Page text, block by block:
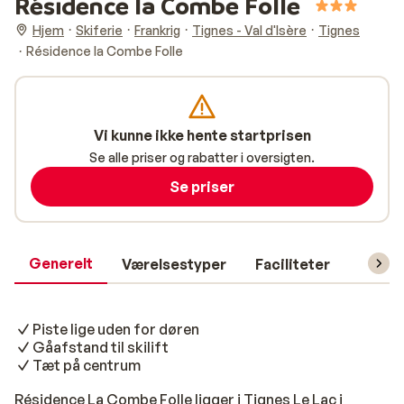
Hjem Skiferie Frankrig Tignes - Val d'Isère
Tignes
Résidence la Combe Folle
Generelt Værelsestyper Faciliteter
Piste lige uden for døren
Gåafstand til skilift
Tæt på centrum
Résidence La Combe Folle ligger i Tignes Le Lac i
Vi kunne ikke hente startprisen
Se alle priser og rabatter i oversigten.
Se priser